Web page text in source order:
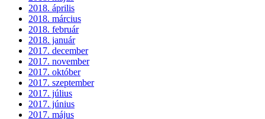
2018. április
2018. március
2018. február
2018. január
2017. december
2017. november
2017. október
2017. szeptember
2017. július
2017. június
2017. május